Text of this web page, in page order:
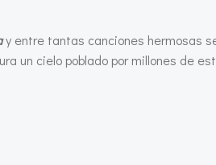
y entre tantas canciones hermosas
un cielo poblado por millones de